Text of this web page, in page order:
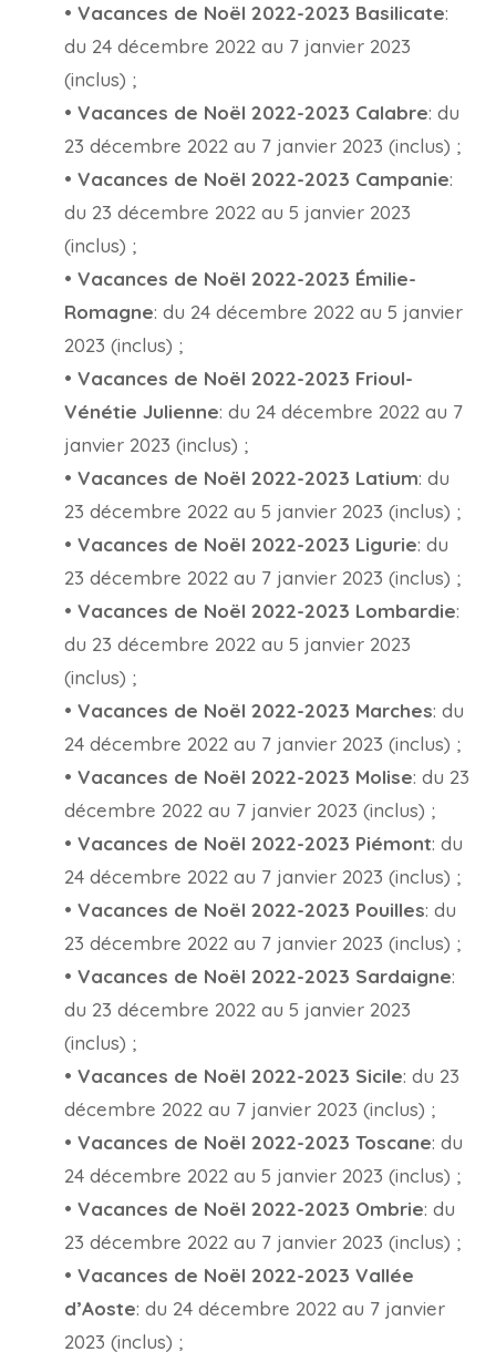
• Vacances de Noël 2022-2023 Basilicate:
du 24 décembre 2022 au 7 janvier 2023
(inclus) ;
• Vacances de Noël 2022-2023 Calabre: du
23 décembre 2022 au 7 janvier 2023 (inclus) ;
• Vacances de Noël 2022-2023 Campanie:
du 23 décembre 2022 au 5 janvier 2023
(inclus) ;
• Vacances de Noël 2022-2023 Émilie-
Romagne: du 24 décembre 2022 au 5 janvier
2023 (inclus) ;
• Vacances de Noël 2022-2023 Frioul-
Vénétie Julienne: du 24 décembre 2022 au 7
janvier 2023 (inclus) ;
• Vacances de Noël 2022-2023 Latium: du
23 décembre 2022 au 5 janvier 2023 (inclus) ;
• Vacances de Noël 2022-2023 Ligurie: du
23 décembre 2022 au 7 janvier 2023 (inclus) ;
• Vacances de Noël 2022-2023 Lombardie:
du 23 décembre 2022 au 5 janvier 2023
(inclus) ;
• Vacances de Noël 2022-2023 Marches: du
24 décembre 2022 au 7 janvier 2023 (inclus) ;
• Vacances de Noël 2022-2023 Molise: du 23
décembre 2022 au 7 janvier 2023 (inclus) ;
• Vacances de Noël 2022-2023 Piémont: du
24 décembre 2022 au 7 janvier 2023 (inclus) ;
• Vacances de Noël 2022-2023 Pouilles: du
23 décembre 2022 au 7 janvier 2023 (inclus) ;
• Vacances de Noël 2022-2023 Sardaigne:
du 23 décembre 2022 au 5 janvier 2023
(inclus) ;
• Vacances de Noël 2022-2023 Sicile: du 23
décembre 2022 au 7 janvier 2023 (inclus) ;
• Vacances de Noël 2022-2023 Toscane: du
24 décembre 2022 au 5 janvier 2023 (inclus) ;
• Vacances de Noël 2022-2023 Ombrie: du
23 décembre 2022 au 7 janvier 2023 (inclus) ;
• Vacances de Noël 2022-2023 Vallée
d’Aoste: du 24 décembre 2022 au 7 janvier
2023 (inclus) ;